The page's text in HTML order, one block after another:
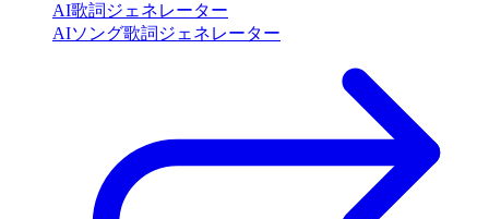
AI歌詞ジェネレーター
AIソング歌詞ジェネレーター